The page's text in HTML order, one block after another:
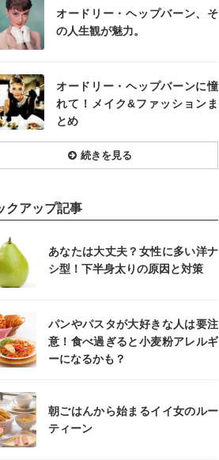
オードリー・ヘップバーン、そ
の人生観が魅力。
オードリー・ヘップバーンに憧
れて！メイク&ファッションま
とめ
続きを見る
クアップ記事
あなたは大丈夫？女性に多い洋ナ
シ型！下半身太りの原因と対策
パンやパスタが大好きな人は要注
意！食べ過ぎると小麦粉アレルギ
ーになるかも？
朝ごはんから始まるイイ女のルー
ティーン